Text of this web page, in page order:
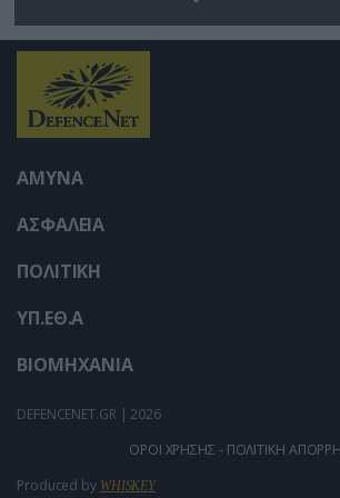
της TCC πήραν τον
ΑΜΥΝΑ
ΑΣΦΑΛΕΙΑ
ΠΟΛΙΤΙΚΗ
ΥΠ.ΕΘ.Α
ΒΙΟΜΗΧΑΝΙΑ
DEFENCENET.GR | 2026
ΟΡΟΙ ΧΡΗΣΗΣ - ΠΟΛΙΤΙΚΗ
Produced by WHISKEY